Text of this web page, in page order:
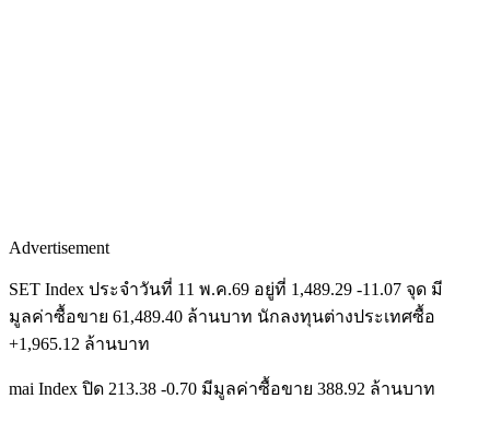
Advertisement
SET Index ประจำวันที่ 11 พ.ค.69 อยู่ที่ 1,489.29 -11.07 จุด มี
มูลค่าซื้อขาย 61,489.40 ล้านบาท นักลงทุนต่างประเทศซื้อ
+1,965.12 ล้านบาท
mai Index ปิด 213.38 -0.70 มีมูลค่าซื้อขาย 388.92 ล้านบาท